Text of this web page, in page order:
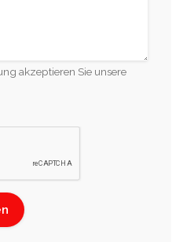
akzeptieren Sie unsere